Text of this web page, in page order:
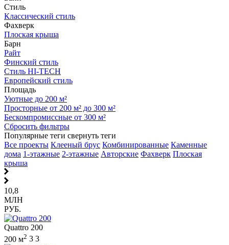
Стиль
Классический стиль
Фахверк
Плоская крыша
Барн
Райт
Финский стиль
Стиль HI-TECH
Европейский стиль
Площадь
Уютные до 200 м²
Просторные от 200 м² до 300 м²
Бескомпромиссные от 300 м²
Сбросить фильтры
Популярные теги свернуть теги
Все проекты Клееный брус Комбинированные Каменные
дома 1-этажные 2-этажные Авторские Фахверк Плоская
крыша
10,8
МЛН
РУБ.
Quattro 200
200 м2 3 3